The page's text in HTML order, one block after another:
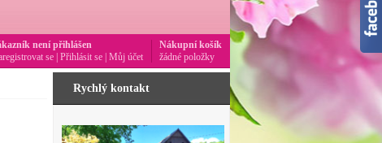
Rychlý kontakt
Nákupní košík
žádné položky
není přihlášen
se Přihlásit se Můj účet